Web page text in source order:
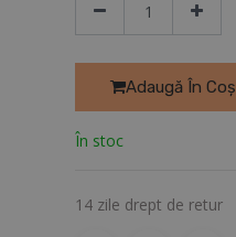
Adaugă În Coș
În stoc
14 zile drept de retur